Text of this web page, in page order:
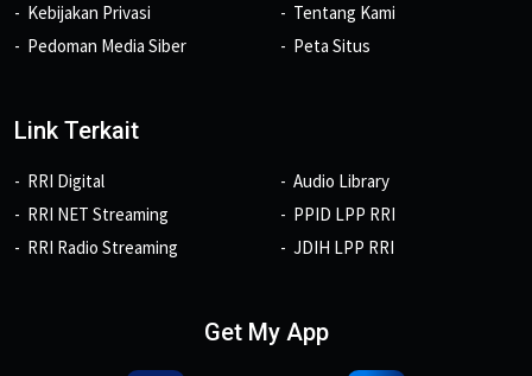
Kebijakan Privasi
Pedoman Media Siber
Tentang Kami
Peta Situs
Link Terkait
RRI Digital
RRI NET Streaming
RRI Radio Streaming
Audio Library
PPID LPP RRI
JDIH LPP RRI
Get My App